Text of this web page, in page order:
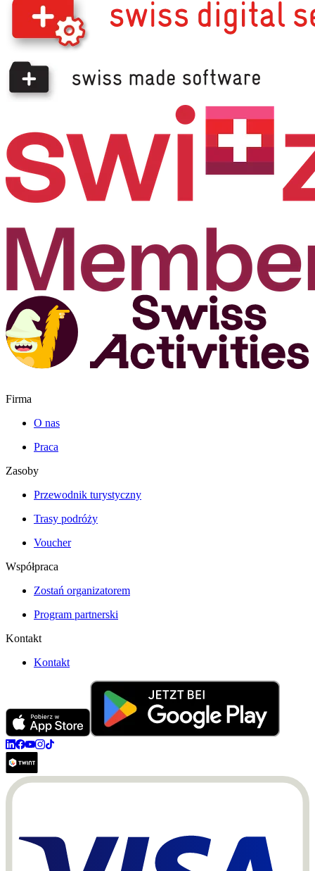
Firma
O nas
Praca
Zasoby
Przewodnik turystyczny
Trasy podróży
Voucher
Współpraca
Zostań organizatorem
Program partnerski
Kontakt
Kontakt